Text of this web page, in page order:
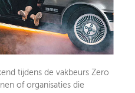
tijdens de vakbeurs Zero
of organisaties die